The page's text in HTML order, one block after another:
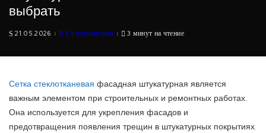
выбрать
21.05.2026 69 просмотров 3 минут на чтение
Сетка стеклотканевая фасадная штукатурная является
важным элементом при строительных и ремонтных работах.
Она используется для укрепления фасадов и
предотвращения появления трещин в штукатурных покрытиях.